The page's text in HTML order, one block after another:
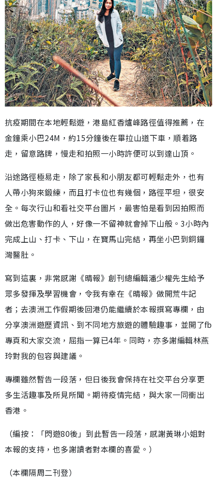
抗疫期間在本地輕鬆遊，港島紅香爐峰路徑值得推薦，在
金鐘乘小巴24M，約15分鐘後在畢拉山道下車，順着路
走，留意路牌，慢走和拍照一小時許便可以到達山頂。
沿途路徑極易走，除了家長和小朋友都可輕鬆走外，也有
人帶小狗來鍛練，而且打卡位也有幾個，路徑平坦，很安
全。每次行山和看社交平台圖片，最害怕是看到因拍照而
做出危害動作的人，好像一不留神就會掉下山般。3小時內
完成上山、打卡、下山，在寶馬山完結，再坐小巴到銅鑼
灣醫肚。
寫到這裏，非常感謝《晴報》創刊總編輯潘少權先生給予
眾多發揮及學習機會，令我有幸在《晴報》做開荒牛記
者；去澳洲工作假期後回港仍能繼續於本報撰寫專欄，由
分享澳洲遊歷資訊、到不同地方旅遊的體驗趣事，並開了fb
專頁和大家交流，屈指一算已4年。同時，亦多謝編輯林燕
玲對我的包容與建議。
專欄雖然暫告一段落，但日後我會保持在社交平台分享更
多生活趣事及所見所聞。期待疫情完結，與大家一同衝出
香港。
（編按：「閃遊80後」到此暫告一段落，感謝黃琳小姐對
本報的支持，也多謝讀者對本欄的喜愛。）
（本欄隔周二刊登）